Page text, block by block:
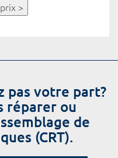
>
pas votre part?
réparer ou
de
(CRT).